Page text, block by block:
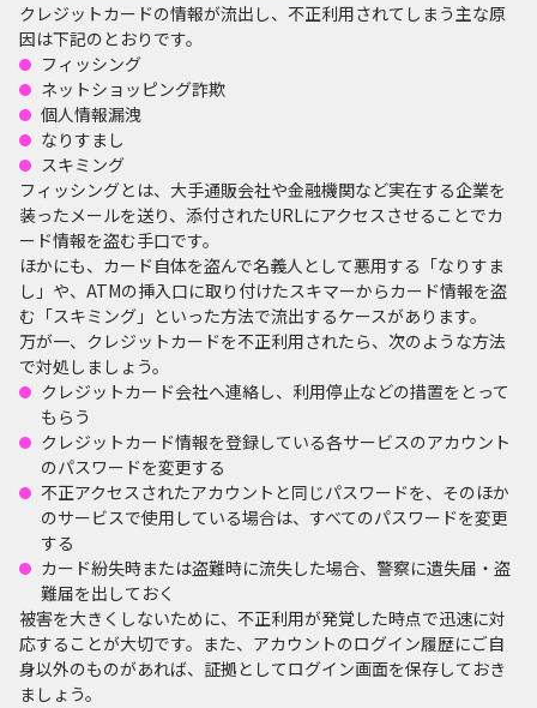
クレジットカードの情報が流出し、不正利用されてしまう主な原
因は下記のとおりです。
フィッシング
ネットショッピング詐欺
個人情報漏洩
なりすまし
スキミング
フィッシングとは、大手通販会社や金融機関など実在する企業を
装ったメールを送り、添付されたURLにアクセスさせることでカ
ード情報を盗む手口です。
ほかにも、カード自体を盗んで名義人として悪用する「なりすま
し」や、ATMの挿入口に取り付けたスキマーからカード情報を盗
む「スキミング」といった方法で流出するケースがあります。
万が一、クレジットカードを不正利用されたら、次のような方法
で対処しましょう。
クレジットカード会社へ連絡し、利用停止などの措置をとって
もらう
クレジットカード情報を登録している各サービスのアカウント
のパスワードを変更する
不正アクセスされたアカウントと同じパスワードを、そのほか
のサービスで使用している場合は、すべてのパスワードを変更
する
カード紛失時または盗難時に流失した場合、警察に遺失届・盗
難届を出しておく
被害を大きくしないために、不正利用が発覚した時点で迅速に対
応することが大切です。また、アカウントのログイン履歴にご自
身以外のものがあれば、証拠としてログイン画面を保存しておき
ましょう。